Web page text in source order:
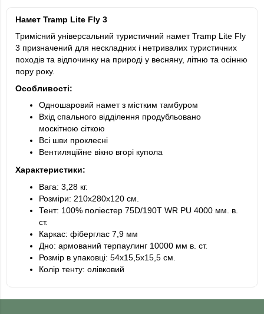
Намет Tramp Lite Fly 3
Тримісний універсальний туристичний намет Tramp Lite Fly
3 призначений для нескладних і нетривалих туристичних
походів та відпочинку на природі у весняну, літню та осінню
пору року.
Особливості:
Одношаровий намет з містким тамбуром
Вхід спального відділення продубльовано
москітною сіткою
Всі шви проклеєні
Вентиляційне вікно вгорі купола
Характеристики:
Вага: 3,28 кг.
Розміри: 210х280х120 см.
Тент: 100% поліестер 75D/190T WR PU 4000 мм. в.
ст.
Каркас: фіберглас 7,9 мм
Дно: армований терпаулинг 10000 мм в. ст.
Розмір в упаковці: 54х15,5х15,5 см.
Колір тенту: олівковий